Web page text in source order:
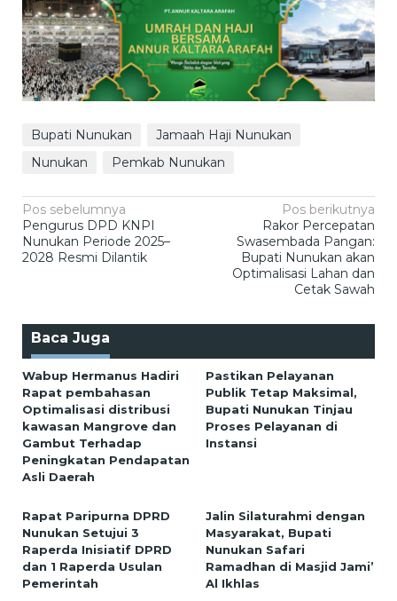
Bupati Nunukan
Jamaah Haji Nunukan
Nunukan
Pemkab Nunukan
Navigasi
pos
Pos sebelumnya
Pengurus DPD KNPI
Nunukan Periode 2025–
2028 Resmi Dilantik
Pos berikutnya
Rakor Percepatan
Swasembada Pangan:
Bupati Nunukan akan
Optimalisasi Lahan dan
Cetak Sawah
Baca Juga
Wabup Hermanus Hadiri
Rapat pembahasan
Optimalisasi distribusi
kawasan Mangrove dan
Gambut Terhadap
Peningkatan Pendapatan
Asli Daerah
Pastikan Pelayanan
Publik Tetap Maksimal,
Bupati Nunukan Tinjau
Proses Pelayanan di
Instansi
Rapat Paripurna DPRD
Nunukan Setujui 3
Raperda Inisiatif DPRD
dan 1 Raperda Usulan
Pemerintah
Jalin Silaturahmi dengan
Masyarakat, Bupati
Nunukan Safari
Ramadhan di Masjid Jami’
Al Ikhlas